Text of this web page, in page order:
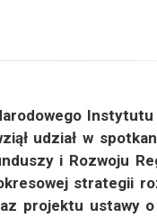
Instytutu
udział w
i Rozwoju
strategii
projektu ustawy o